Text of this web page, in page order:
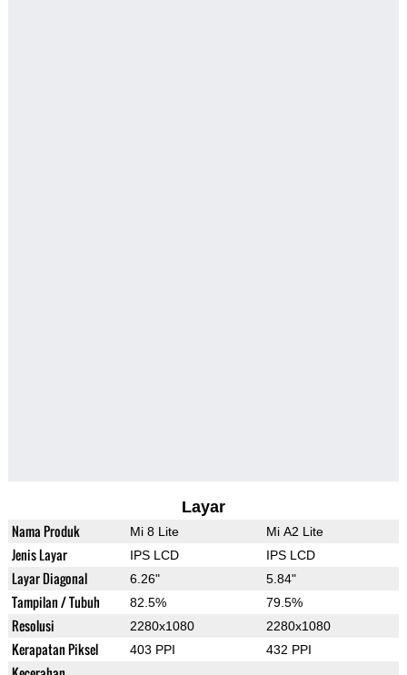
Layar
Nama Produk Mi 8 Lite Mi A2 Lite
Jenis Layar IPS LCD IPS LCD
Layar Diagonal 6.26" 5.84"
Tampilan / Tubuh 82.5% 79.5%
Resolusi 2280x1080 2280x1080
Kerapatan Piksel 403 PPI 432 PPI